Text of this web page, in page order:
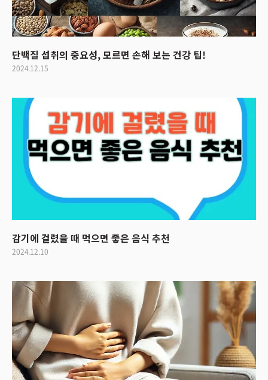
단백질 섭취의 중요성, 모르면 손해 보는 건강 팁!
2024.12.15
감기에 걸렸을 때 먹으면 좋은 음식 추천
2024.12.10